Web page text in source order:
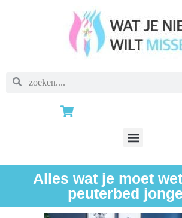
Alles wat je moet
peuterbed